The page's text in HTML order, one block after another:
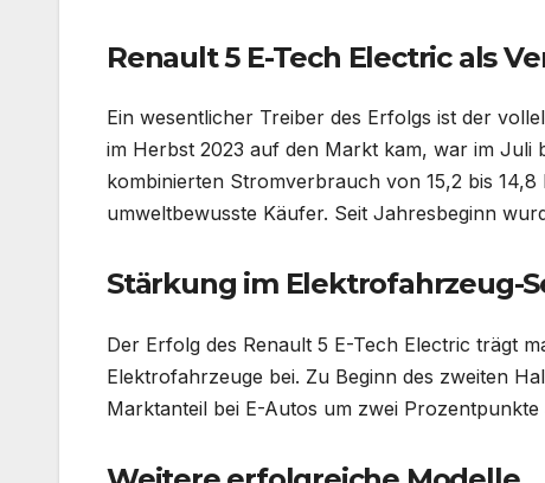
Renault 5 E-Tech Electric als
Ein wesentlicher Treiber des Erfolgs ist der
im Herbst 2023 auf den Markt kam, war im Juli
kombinierten Stromverbrauch von 15,2 bis
umweltbewusste Käufer. Seit Jahresbeginn
Stärkung im Elektrofahrzeug-
Der Erfolg des Renault 5 E-Tech Electric trägt
Elektrofahrzeuge bei. Zu Beginn des zweiten
Marktanteil bei E-Autos um zwei